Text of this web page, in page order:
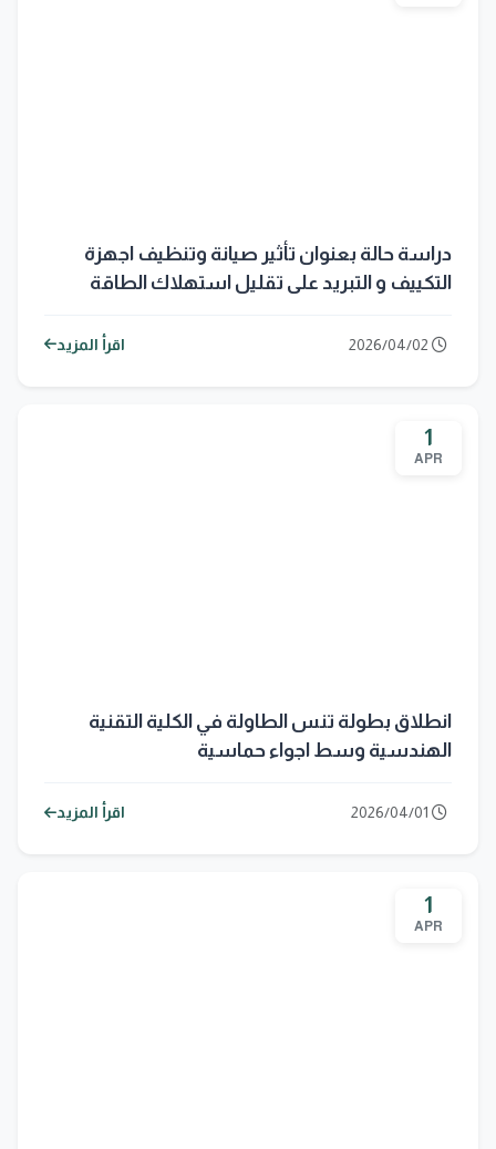
دراسة حالة بعنوان تأثير صيانة وتنظيف اجهزة
التكييف و التبريد على تقليل استهلاك الطاقة
اقرأ المزيد
1
APR
انطلاق بطولة تنس الطاولة في الكلية التقنية
الهندسية وسط اجواء حماسية
اقرأ المزيد
1
APR